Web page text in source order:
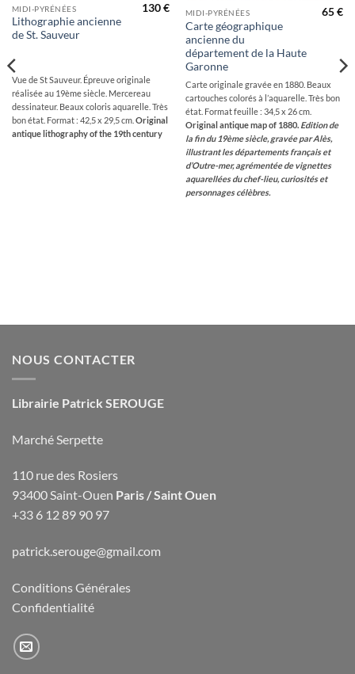
MIDI-PYRÉNÉES
Lithographie ancienne
de St. Sauveur
130€
Vue de St Sauveur. Épreuve originale
réalisée au 19ème siècle. Mercereau
dessinateur. Beaux coloris aquarelle. Très
bon état. Format : 42,5 x 29,5 cm. Original
antique lithography of the 19th century
MIDI-PYRÉNÉES
Carte géographique
ancienne du
département de la Haute
Garonne
65€
Carte originale gravée en 1880. Beaux
cartouches colorés à l’aquarelle. Très bon
état. Format feuille : 34,5 x 26 cm.
Original antique map of 1880. Edition de
la fin du 19ème siècle, gravée par Alès,
illustrant les départements français et
d’Outre-mer, agrémentée de vignettes
aquarellées du chef-lieu, curiosités et
personnages célèbres.
NOUS CONTACTER
Librairie Patrick SEROUGE
Marché Serpette
110 rue des Rosiers
93400 Saint-Ouen Paris / Saint Ouen
+33 6 12 89 90 97
patrick.serouge@gmail.com
Conditions Générales
Confidentialité